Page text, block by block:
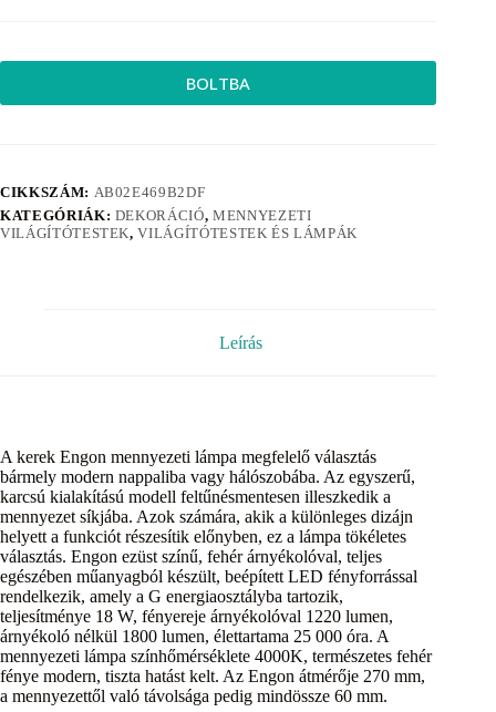
BOLTBA
CIKKSZÁM: AB02E469B2DF
KATEGÓRIÁK: DEKORÁCIÓ, MENNYEZETI
VILÁGÍTÓTESTEK,VILÁGÍTÓTESTEK ÉS LÁMPÁK
Leírás
A kerek Engon mennyezeti lámpa megfelelő választás
bármely modern nappaliba vagy hálószobába. Az egyszerű,
karcsú kialakítású modell feltűnésmentesen illeszkedik a
mennyezet síkjába. Azok számára, akik a különleges dizájn
helyett a funkciót részesítik előnyben, ez a lámpa tökéletes
választás. Engon ezüst színű, fehér árnyékolóval, teljes
egészében műanyagból készült, beépített LED fényforrással
rendelkezik, amely a G energiaosztályba tartozik,
teljesítménye 18 W, fényereje árnyékolóval 1220 lumen,
árnyékoló nélkül 1800 lumen, élettartama 25 000 óra. A
mennyezeti lámpa színhőmérséklete 4000K, természetes fehér
fénye modern, tiszta hatást kelt. Az Engon átmérője 270 mm,
a mennyezettől való távolsága pedig mindössze 60 mm.